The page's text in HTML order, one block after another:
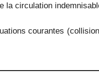
la circulation
courantes